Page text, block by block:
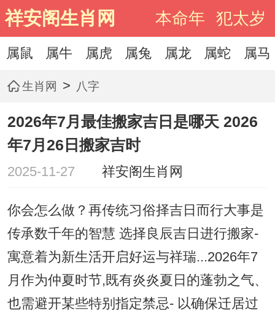
祥安阁生肖网 本命年 犯太岁
属鼠 属牛 属虎 属兔 属龙 属蛇 属马
生肖网 > 八字
2026年7月最佳搬家吉日是哪天 2026
年7月26日搬家吉时
2025-11-27 祥安阁生肖网
你会怎么做？再传统习俗择吉日而行大事是
传承数千年的智慧 选择良辰吉日进行搬家-
寓意着为新生活开启好运与祥瑞...2026年7
月作为仲夏时节,既有炎炎夏日的蓬勃之气、
也需避开某些特别指定禁忌- 以确保迁居过